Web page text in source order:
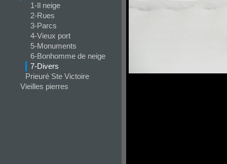
1-Il neige
2-Rues
3-Parcs
4-Vieux port
5-Monuments
6-Bonhomme de neige
7-Divers
Prieuré Ste Victoire
Vieilles pierres